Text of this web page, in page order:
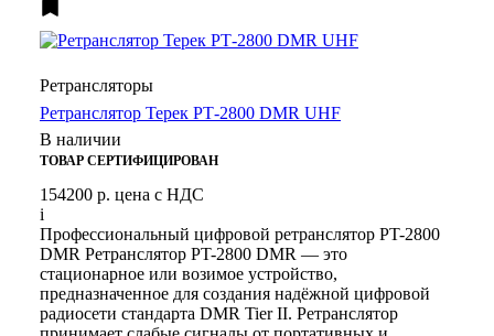
Ретрансляторы
Ретранслятор Терек РТ-2800 DMR UHF
В наличии
ТОВАР СЕРТИФИЦИРОВАН
154200 р. цена с НДС
i
Профессиональный цифровой ретранслятор PT-2800
DMR Ретранслятор PT-2800 DMR — это
стационарное или возимое устройство,
предназначенное для создания надёжной цифровой
радиосети стандарта DMR Tier II. Ретранслятор